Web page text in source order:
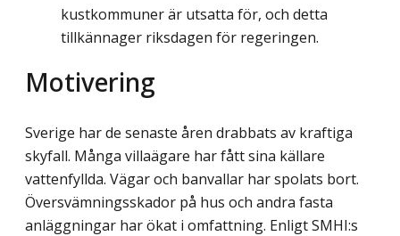
kustkommuner är utsatta för, och detta
tillkännager riksdagen för regeringen.
Motivering
Sverige har de senaste åren drabbats av kraftiga
skyfall. Många villaägare har fått sina källare
vattenfyllda. Vägar och banvallar har spolats bort.
Översvämningsskador på hus och andra fasta
anläggningar har ökat i omfattning. Enligt SMHI:s